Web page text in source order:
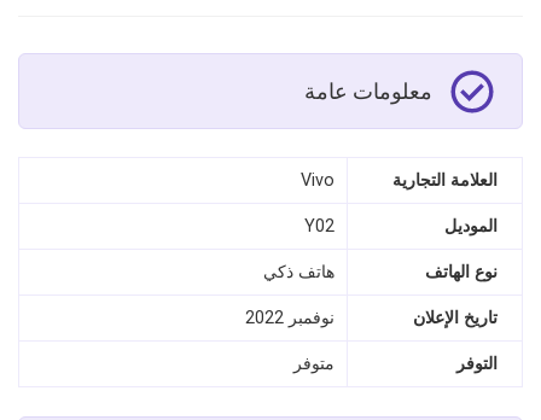
معلومات عامة
العلامة التجارية Vivo
الموديل Y02
نوع الهاتف هاتف ذكي
تاريخ الإعلان نوفمبر 2022
التوفر متوفر